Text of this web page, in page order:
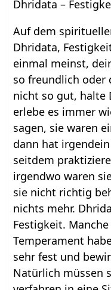
Dhridata –
Auf dem
Dhridata,
einmal meinst,
so freundlich oder
nicht so gut, halte
erlebe es immer
sagen, sie waren
dann hat
seitdem
irgendwo waren
sie nicht richtig
nichts mehr.
Festigkeit.
Temperament
sehr fest und
Natürlich müssen